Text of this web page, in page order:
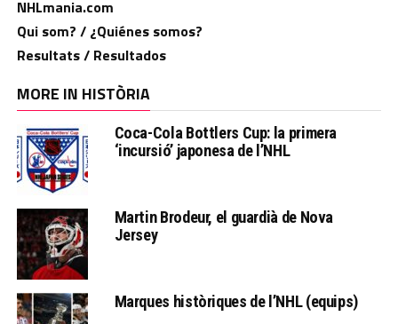
NHLmania.com
Qui som? / ¿Quiénes somos?
Resultats / Resultados
MORE IN HISTÒRIA
Coca-Cola Bottlers Cup: la primera
‘incursió’ japonesa de l’NHL
Martin Brodeur, el guardià de Nova
Jersey
Marques històriques de l’NHL (equips)